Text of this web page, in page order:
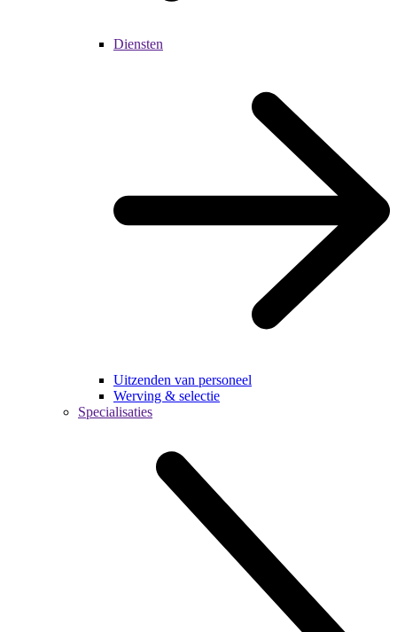
Diensten
Uitzenden van personeel
Werving & selectie
Specialisaties